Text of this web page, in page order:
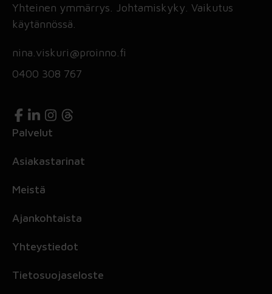
Yhteinen ymmärrys. Johtamiskyky. Vaikutus
käytännössä.
nina.viskuri@proinno.fi
0400 308 767
Palvelut
Asiakastarinat
Meistä
Ajankohtaista
Yhteystiedot
Tietosuojaseloste